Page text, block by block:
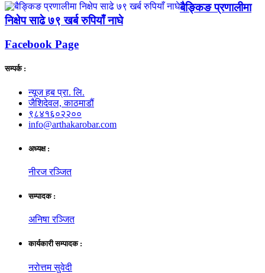
बैङ्किङ प्रणालीमा
निक्षेप साढे ७९ खर्ब रुपियाँ नाघे
Facebook Page
सम्पर्क :
न्यूज हब प्रा. लि.
जैशिदेवल, काठमाडौं
९८४१६०२२००
info@arthakarobar.com
अध्यक्ष :
नीरज रञ्जित
सम्पादक :
अनिषा रञ्जित
कार्यकारी सम्पादक :
नरोत्तम सुवेदी